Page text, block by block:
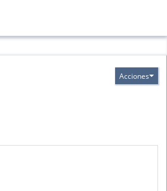
Acciones